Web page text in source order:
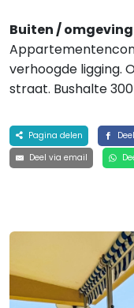
Buiten / omgeving
verhoogde ligging.
straat. Bushalte
Pagina delen
Deel via email